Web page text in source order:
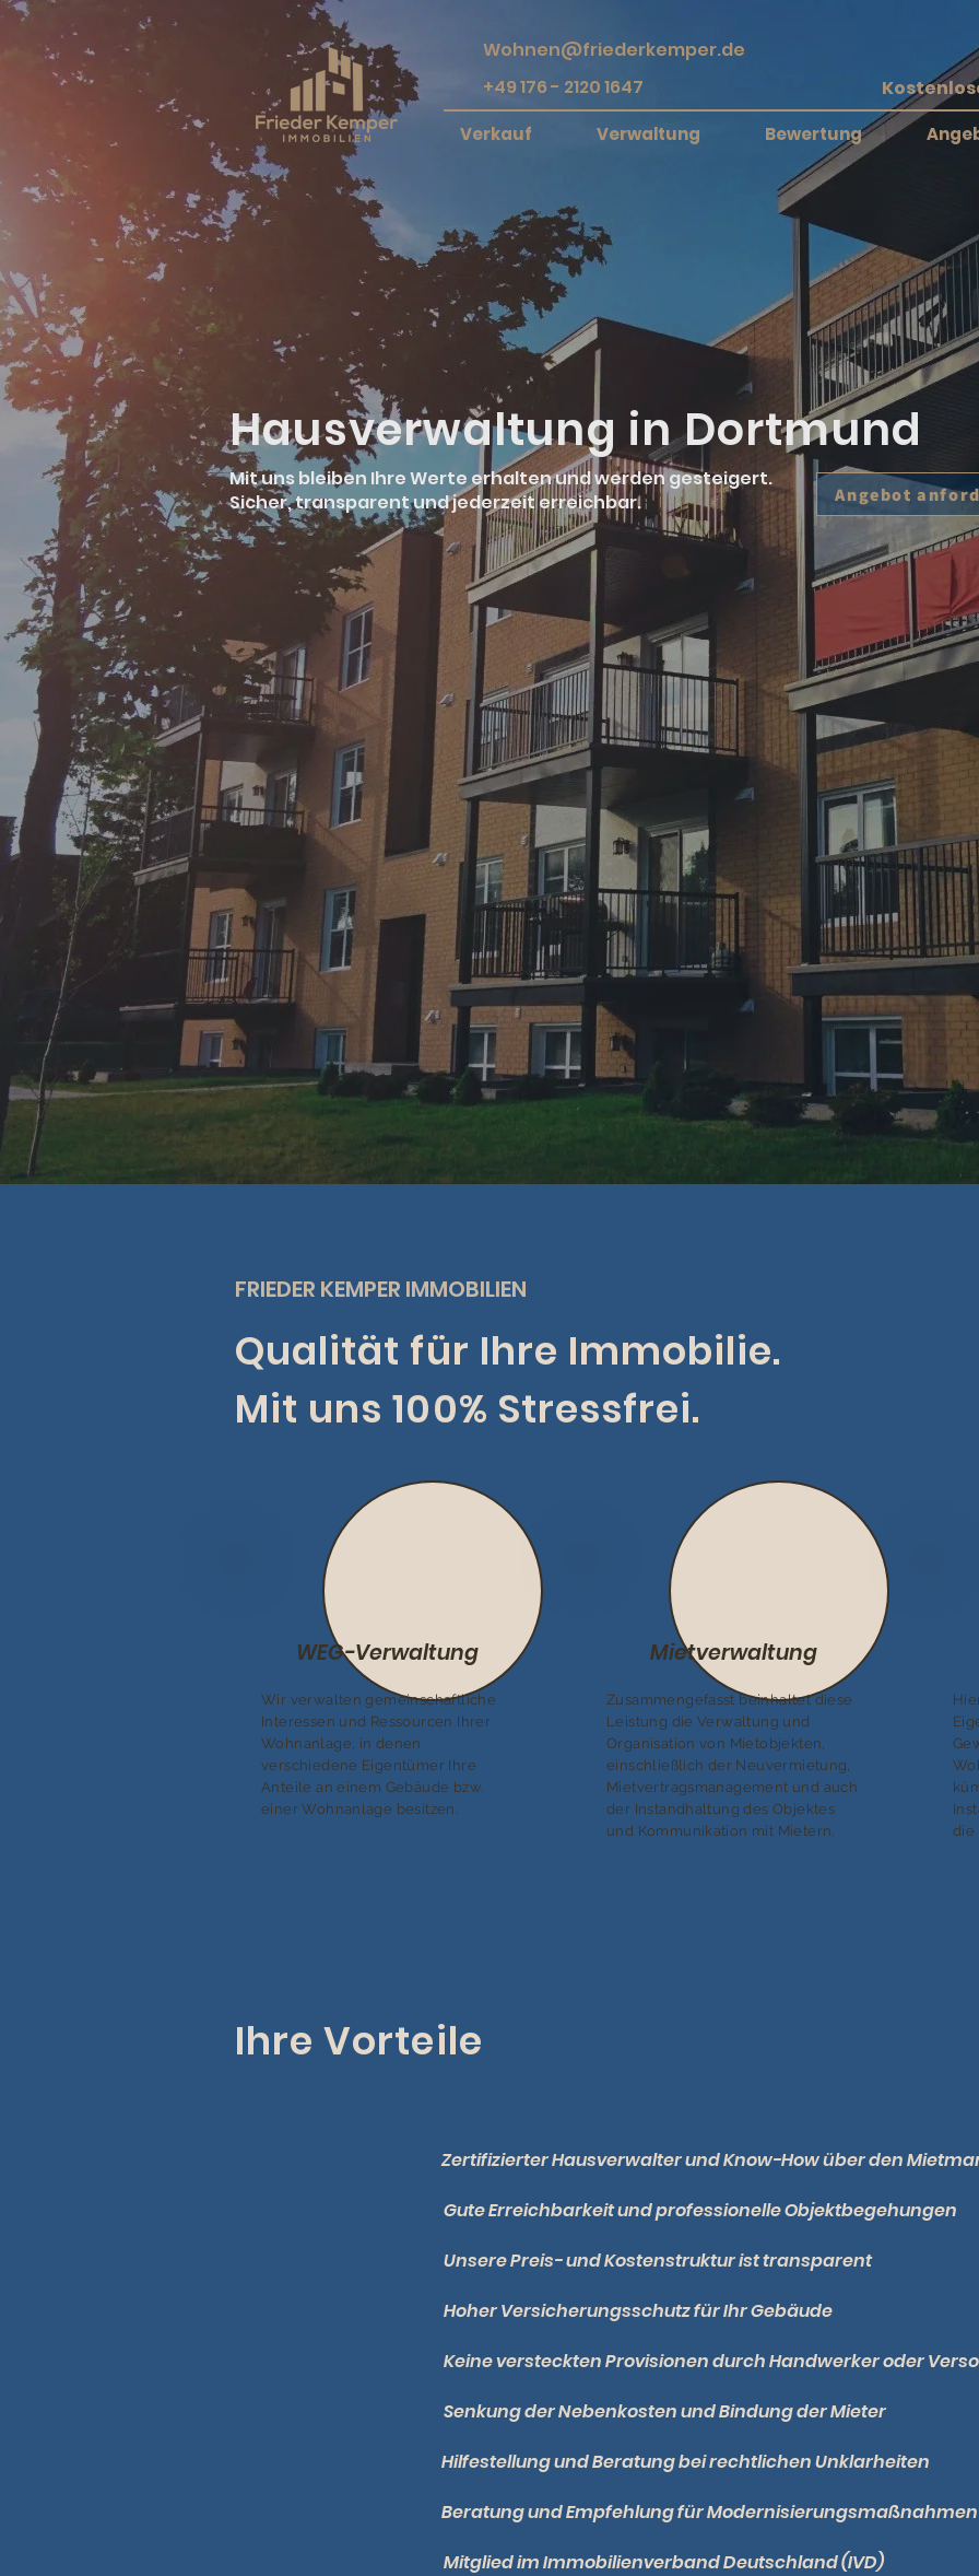
Wohnen@friederkemper.de
+49 176 - 2120 1647
Verkauf Verwaltung Bewertung
Hausverwaltung in Dortmund
Mit uns bleiben Ihre Werte erhalten und werden gesteigert.
Sicher, transparent und jederzeit erreichbar.
Angebot
FRIEDER KEMPER IMMOBILIEN
Qualität für Ihre Immobilie.
Mit uns 100% Stressfrei.
WEG-Verwaltung
Wir verwalten gemeinschaftliche
Interessen und Ressourcen Ihrer
Wohnanlage, in denen
verschiedene Eigentümer Ihre
Anteile an einem Gebäude bzw.
einer Wohnanlage besitzen.
Mietverwaltung
Zusammengefasst beinhaltet diese
Leistung die Verwaltung und
Organisation von Mietobjekten,
einschließlich der Neuvermietung,
Mietvertragsmanagement und auch
der Instandhaltung des Objektes
und Kommunikation mit Mietern.
die
Ihre Vorteile
Zertifizierter Hausverwalter und Know-How über den
Gute Erreichbarkeit und professionelle Objektbegehungen
Unsere Preis- und Kostenstruktur ist transparent
Hoher Versicherungsschutz für Ihr Gebäude
Keine versteckten Provisionen durch Handwerker oder
Senkung der Nebenkosten und Bindung der Mieter
Hilfestellung und Beratung bei rechtlichen Unklarheiten
Beratung und Empfehlung für Modernisierungsmaßnahmen
Mitglied im Immobilienverband Deutschland (IVD)